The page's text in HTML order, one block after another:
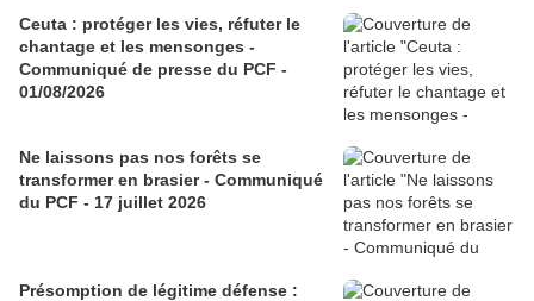
Ceuta : protéger les vies, réfuter le
chantage et les mensonges -
Communiqué de presse du PCF -
01/08/2026
Ne laissons pas nos forêts se
transformer en brasier - Communiqué
du PCF - 17 juillet 2026
Présomption de légitime défense :